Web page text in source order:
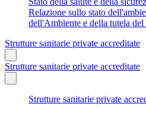
Relazione sullo stato
dell'Ambiente e della tutela
Strutture sanitarie private accreditate
Strutture sanitarie private accreditate
Strutture sanitarie private